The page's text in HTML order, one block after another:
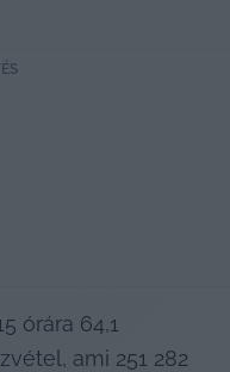
órára 64,1
ami 251 282